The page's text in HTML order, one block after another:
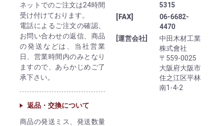
ネットでのご注文は24時間
受け付けております。
電話によるご注文の確認、
お問い合わせの返信、商品
の発送などは、当社営業
日、営業時間内のみとなり
ますので、あらかじめご了
承下さい。
返品・交換について
商品の発送ミス、発送数量
5315
[FAX]
06-6682-
4470
[運営会社]
中田木材工業
株式會社
〒559-0025
大阪府大阪市
住之江区平林
南1-4-2